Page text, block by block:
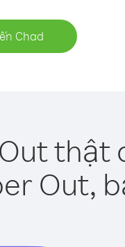
Chad
thật
Out,